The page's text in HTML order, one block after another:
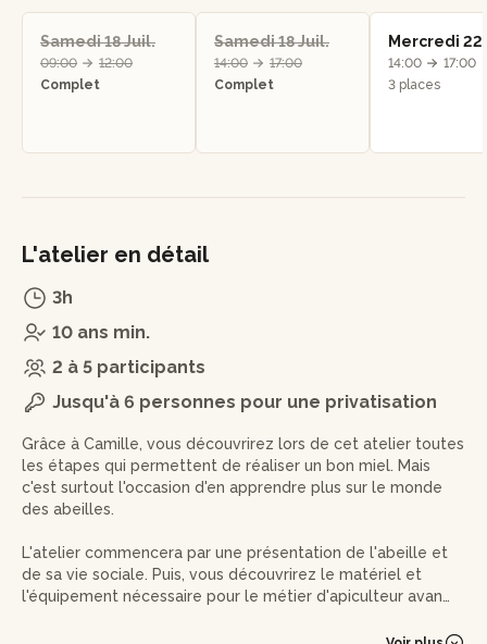
Créneau horaire Réinitialiser les filtres
Samedi 18 Juil.
09:00
12:00
Complet
Samedi 18 Juil.
14:00
17:00
Complet
Mercredi 22
14:00
17:00
3 places
L'atelier en détail
3h
10 ans min.
2 à 5 participants
Jusqu'à 6 personnes pour une privatisation
Grâce à Camille, vous découvrirez lors de cet atelier toutes
les étapes qui permettent de réaliser un bon miel. Mais
c'est surtout l'occasion d'en apprendre plus sur le monde
des abeilles.
L'atelier commencera par une présentation de l'abeille et
de sa vie sociale. Puis, vous découvrirez le matériel et
l'équipement nécessaire pour le métier d'apiculteur avant
techniques puis il sera l'heure de rencontrer les reines du